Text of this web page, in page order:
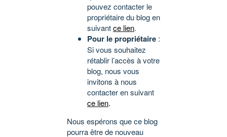
pouvez contacter le
propriétaire du blog en
suivantce lien.
Pour le propriétaire :
Si vous souhaitez
rétablir l’accès à votre
blog, nous vous
invitons à nous
contacter en suivant
ce lien.
Nous espérons que ce blog
pourra être de nouveau